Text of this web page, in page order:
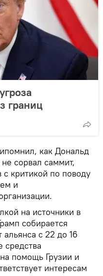
границ
как Дональд
сорвал саммит,
критикой по поводу
и
на источники в
собирается
с 22 до 16
помощь Грузии и
интересам